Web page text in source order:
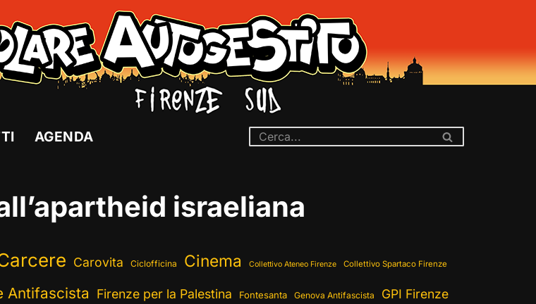
AGENDA
israeliana
Carovita Ciclofficina Cinema Collettivo Ateneo Firenze Collettivo Spartaco Firenze
Antifascista Firenze per la Palestina Fontesanta Genova Antifascista GPI Firenze